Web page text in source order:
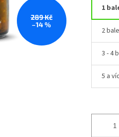
289 Kč
–14 %
1
2
3 - 4
5 a